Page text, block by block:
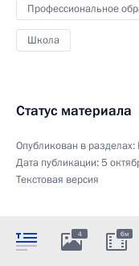
Профессиональное
Школа
Статус материала
Опубликован в разделах:
Дата публикации:5
Текстовая версия
4 6м